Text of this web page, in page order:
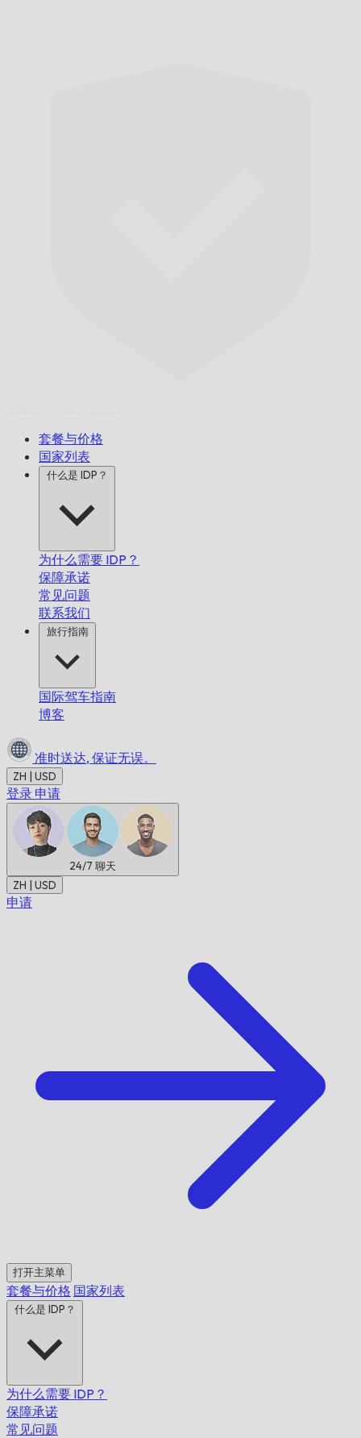
套餐与价格
国家列表
什么是 IDP？
为什么需要 IDP？
保障承诺
常见问题
联系我们
旅行指南
国际驾车指南
博客
准时送达, 保证无误。
ZH | USD
登录 申请
24/7 聊天
ZH | USD
申请
打开主菜单
套餐与价格 国家列表
什么是 IDP？
为什么需要 IDP？
保障承诺
常见问题